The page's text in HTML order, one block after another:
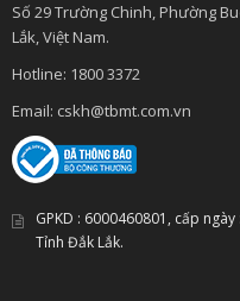
Số 29 Trường Chinh, Phường
Lắk, Việt Nam.
Hotline: 1800 3372
Email: cskh@tbmt.com.vn
GPKD : 6000460801 , cấp ngày :
Tỉnh Đắk Lắk.